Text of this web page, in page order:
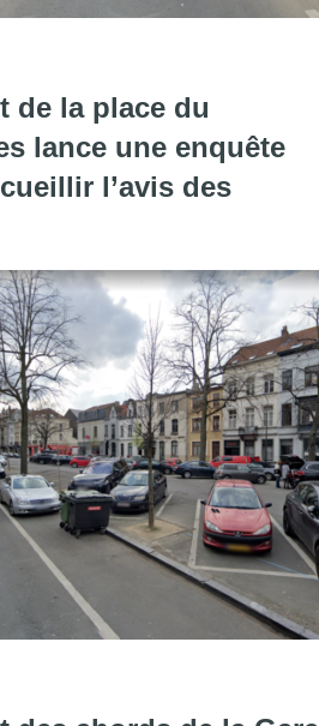
de la place du
lance une enquête
l’avis des
l'article "Réaménagement de la